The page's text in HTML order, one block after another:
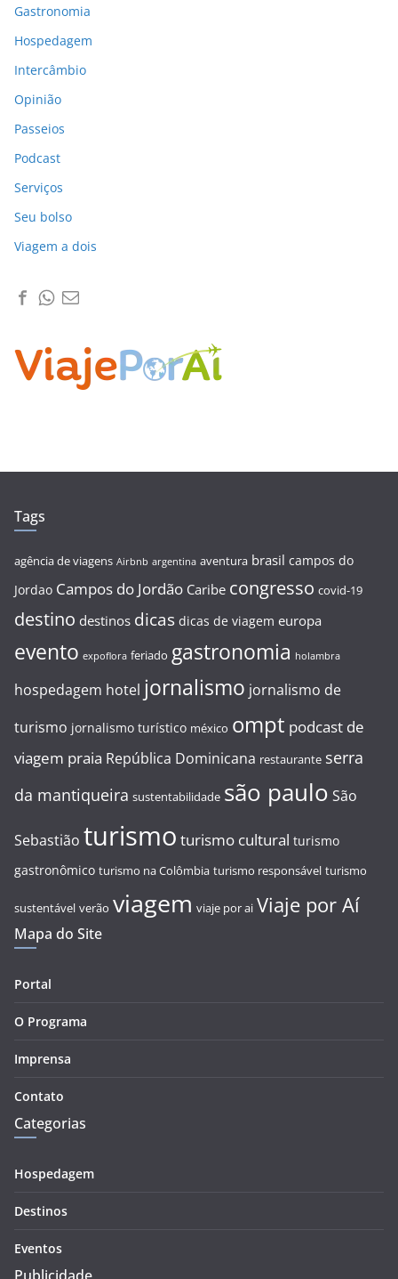
Gastronomia
Hospedagem
Intercâmbio
Opinião
Passeios
Podcast
Serviços
Seu bolso
Viagem a dois
Tags
agência de viagens Airbnb argentina aventura brasil campos do
Jordao Campos do Jordão Caribe congresso covid-19
destino destinos dicas dicas de viagem europa
evento expoflora feriado gastronomia holambra
hospedagem hotel jornalismo jornalismo de
turismo jornalismo turístico méxico ompt podcast de
viagem praia República Dominicana restaurante serra
da mantiqueira sustentabilidade são paulo São
Sebastião turismo turismo cultural turismo
gastronômico turismo na Colômbia turismo responsável turismo
sustentável verão viagem viaje por ai Viaje por Aí
Mapa do Site
Portal
O Programa
Imprensa
Contato
Categorias
Hospedagem
Destinos
Eventos